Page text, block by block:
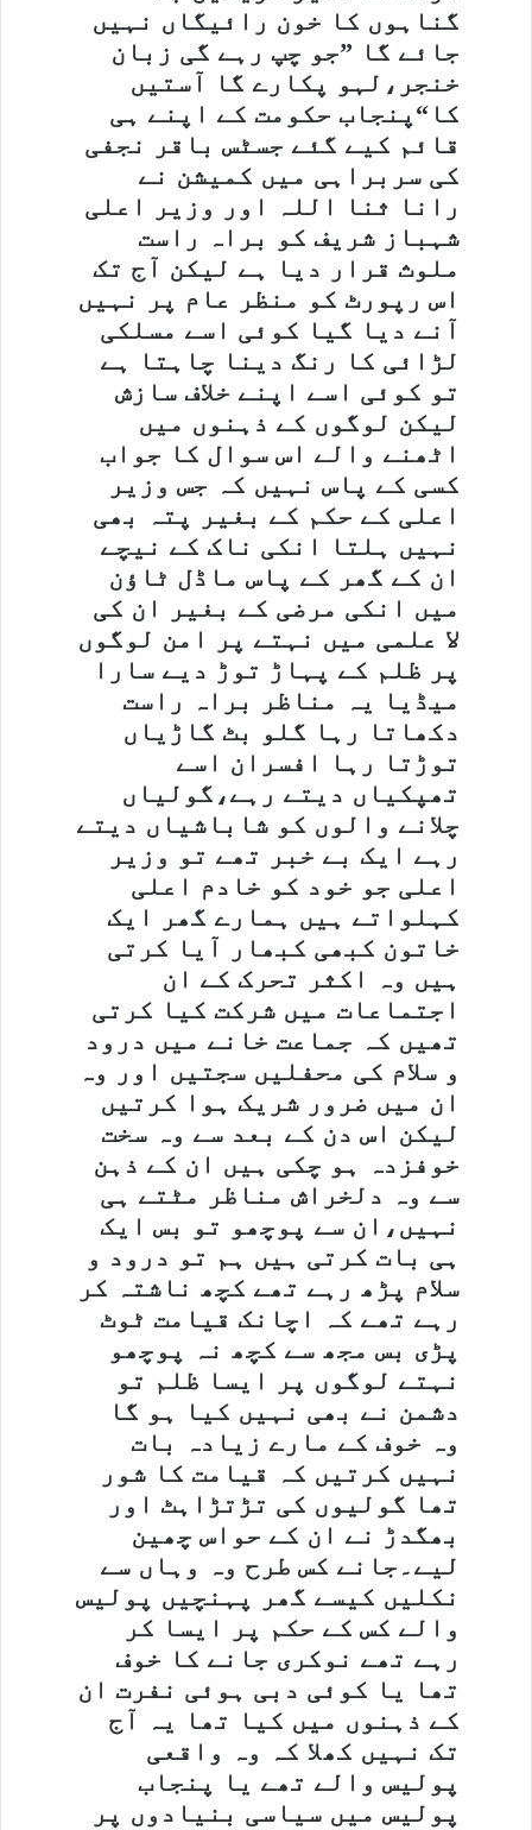
گناہوں کا خون رائیگاں نہیں
جائے گا ”جو چپ رہے گی زبان
خنجر،لہو پکارے گا آستیں
کا“پنجاب حکومت کے اپنے ہی
قائم کیے گئے جسٹس باقر نجفی
کی سربراہی میں کمیشن نے
رانا ثنا اللہ اور وزیر اعلی
شہباز شریف کو براہ راست
ملوث قرار دیا ہے لیکن آج تک
اس رپورٹ کو منظر عام پر نہیں
آنے دیا گیا کوئی اسے مسلکی
لڑائی کا رنگ دینا چاہتا ہے
تو کوئی اسے اپنے خلاف سازش
لیکن لوگوں کے ذہنوں میں
اٹھنے والے اس سوال کا جواب
کسی کے پاس نہیں کہ جس وزیر
اعلی کے حکم کے بغیر پتہ بھی
نہیں ہلتا انکی ناک کے نیچے
ان کے گھر کے پاس ماڈل ٹاؤن
میں انکی مرضی کے بغیر ان کی
لا علمی میں نہتے پر امن لوگوں
پر ظلم کے پہاڑ توڑ دیے سارا
میڈیا یہ مناظر براہ راست
دکھاتا رہا گلو بٹ گاڑیاں
توڑتا رہا افسران اسے
تھپکیاں دیتے رہے،گولیاں
چلانے والوں کو شاباشیاں دیتے
رہے ایک بے خبر تھے تو وزیر
اعلی جو خود کو خادم اعلی
کہلواتے ہیں ہمارے گھر ایک
خاتون کبھی کبھار آیا کرتی
ہیں وہ اکثر تحرک کے ان
اجتماعات میں شرکت کیا کرتی
تھیں کہ جماعت خانے میں درود
و سلام کی محفلیں سجتیں اور وہ
ان میں ضرور شریک ہوا کرتیں
لیکن اس دن کے بعد سے وہ سخت
خوفزدہ ہو چکی ہیں ان کے ذہن
سے وہ دلخراش مناظر مٹتے ہی
نہیں،ان سے پوچھو تو بس ایک
ہی بات کرتی ہیں ہم تو درود و
سلام پڑھ رہے تھے کچھ ناشتہ کر
رہے تھے کہ اچانک قیامت ٹوٹ
پڑی بس مجھ سے کچھ نہ پوچھو
نہتے لوگوں پر ایسا ظلم تو
دشمن نے بھی نہیں کیا ہو گا
وہ خوف کے مارے زیادہ بات
نہیں کرتیں کہ قیامت کا شور
تھا گولیوں کی تڑتڑاہٹ اور
بھگدڑ نے ان کے حواس چھین
لیے۔جانے کس طرح وہ وہاں سے
نکلیں کیسے گھر پہنچیں پولیس
والے کس کے حکم پر ایسا کر
رہے تھے نوکری جانے کا خوف
تھا یا کوئی دبی ہوئی نفرت ان
کے ذہنوں میں کیا تھا یہ آج
تک نہیں کھلا کہ وہ واقعی
پولیس والے تھے یا پنجاب
پولیس میں سیاسی بنیادوں پر